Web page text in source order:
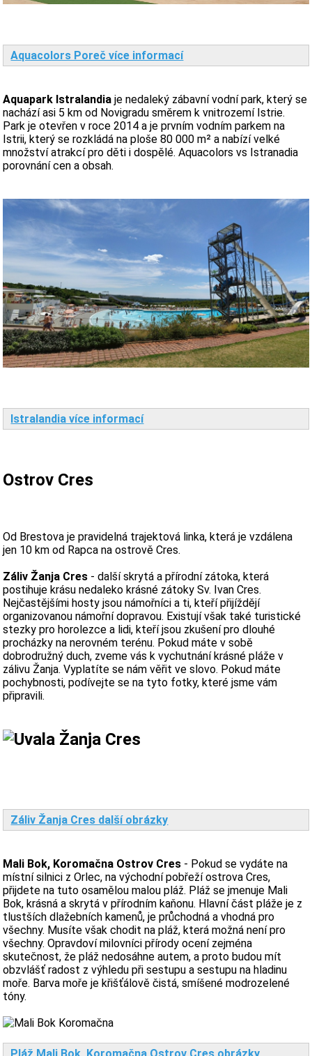
Aquacolors Poreč více informací
Aquapark Istralandiaje nedaleký zábavní vodní park, který se
nachází asi 5 km od Novigradu směrem k vnitrozemí Istrie.
Park je otevřen v roce 2014 a je prvním vodním parkem na
Istrii, který se rozkládá na ploše 80 000 m² a nabízí velké
množství atrakcí pro děti i dospělé. Aquacolors vs Istranadia
porovnání cen a obsah.
Istralandia více informací
Ostrov Cres
Od Brestova je pravidelná trajektová linka, která je vzdálena
jen 10 km od Rapca na ostrově Cres.
Záliv Žanja Cres - další skrytá a přírodní zátoka, která
postihuje krásu nedaleko krásné zátoky Sv. Ivan Cres.
Nejčastějšími hosty jsou námořníci a ti, kteří přijíždějí
organizovanou námořní dopravou. Existují však také turistické
stezky pro horolezce a lidi, kteří jsou zkušení pro dlouhé
procházky na nerovném terénu. Pokud máte v sobě
dobrodružný duch, zveme vás k vychutnání krásné pláže v
zálivu Žanja. Vyplatíte se nám věřit ve slovo. Pokud máte
pochybnosti, podívejte se na tyto fotky, které jsme vám
připravili.
Záliv Žanja Cres další obrázky
Mali Bok, Koromačna Ostrov Cres - Pokud se vydáte na
místní silnici z Orlec, na východní pobřeží ostrova Cres,
přijdete na tuto osamělou malou pláž. Pláž se jmenuje Mali
Bok, krásná a skrytá v přírodním kaňonu. Hlavní část pláže je z
tlustších dlažebních kamenů, je průchodná a vhodná pro
všechny. Musíte však chodit na pláž, která možná není pro
všechny. Opravdoví milovníci přírody ocení zejména
skutečnost, že pláž nedosáhne autem, a proto budou mít
obzvlášť radost z výhledu při sestupu a sestupu na hladinu
moře. Barva moře je křišťálově čistá, smíšené modrozelené
tóny.